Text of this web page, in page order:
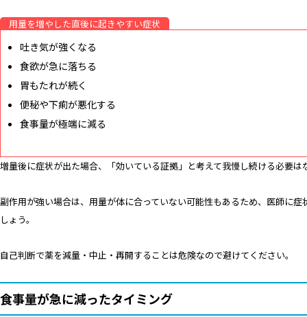
用量を増やした直後に起きやすい症状
吐き気が強くなる
食欲が急に落ちる
胃もたれが続く
便秘や下痢が悪化する
食事量が極端に減る
増量後に症状が出た場合、「効いている証拠」と考えて我慢し続ける必要は
副作用が強い場合は、用量が体に合っていない可能性もあるため、医師に
しょう。
自己判断で薬を減量・中止・再開することは危険なので避けてください。
食事量が急に減ったタイミング